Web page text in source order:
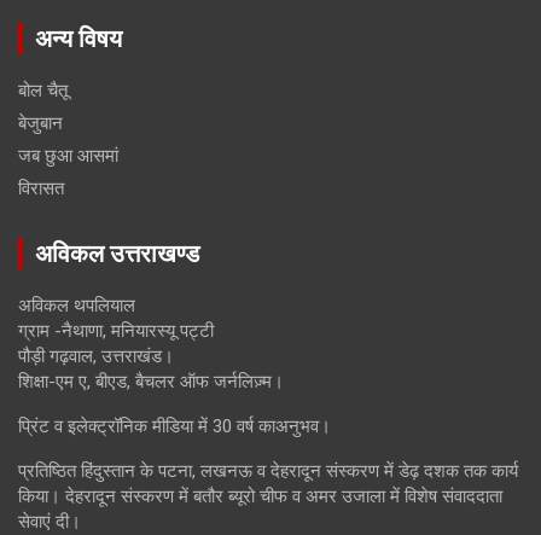
अन्य विषय
बोल चैतू
बेजुबान
जब छुआ आसमां
विरासत
अविकल उत्तराखण्ड
अविकल थपलियाल
ग्राम -नैथाणा, मनियारस्यू पट्टी
पौड़ी गढ़वाल, उत्तराखंड।
शिक्षा-एम ए, बीएड, बैचलर ऑफ जर्नलिज़्म।
प्रिंट व इलेक्ट्रॉनिक मीडिया में 30 वर्ष काअनुभव।
प्रतिष्ठित हिंदुस्तान के पटना, लखनऊ व देहरादून संस्करण में डेढ़ दशक तक कार्य
किया। देहरादून संस्करण में बतौर ब्यूरो चीफ व अमर उजाला में विशेष संवाददाता
सेवाएं दी।